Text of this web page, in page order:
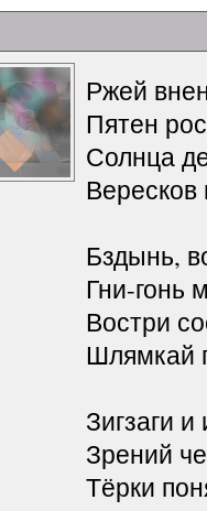
Ржей
Пятен
Солнца
Вересков
Бздынь,
Гни-гонь
Востри
Шлямкай
Зигзаги
Зрений
Тёрки